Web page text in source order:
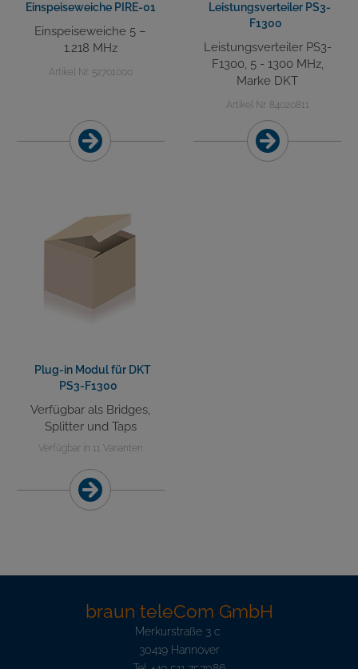
Einspeiseweiche PIRE-01
Einspeiseweiche 5 –
1.218 MHz
Artikel Nr. 52701000
Leistungsverteiler PS3-
F1300
Leistungsverteiler PS3-
F1300, 5 - 1300 MHz,
Marke DKT
Artikel Nr. 84020811
Plug-in Modul für DKT
PS3-F1300
Verfügbar als Bridges,
Splitter und Taps
Verfügbar in 11 Varianten
braun teleCom GmbH
Merkurstraße 3 c
30419 Hannover